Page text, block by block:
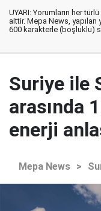
UYARI: Yorumların her
aittir. Mepa News,
600 karakterle (boşluklu)
Suriye ile
arasında
enerji
Mepa News >